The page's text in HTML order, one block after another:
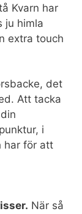
Kvarn har
ju himla
extra touch
det
Att tacka
i
har för att
När så